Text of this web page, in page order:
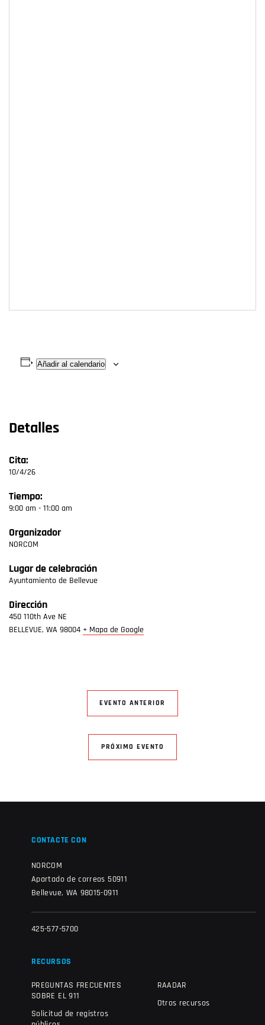
Añadir al calendario
Detalles
Cita:
10/4/26
Tiempo:
9:00 am - 11:00 am
Organizador
NORCOM
Lugar de celebración
Ayuntamiento de Bellevue
Dirección
450 110th Ave NE
BELLEVUE, WA 98004 + Mapa de Google
EVENTO ANTERIOR
PRÓXIMO EVENTO
CONTACTE CON
NORCOM
Apartado de correos 50911
Bellevue, WA 98015-0911
425-577-5700
RECURSOS
PREGUNTAS FRECUENTES
SOBRE EL 911
Solicitud de registros
RAADAR
Otros recursos